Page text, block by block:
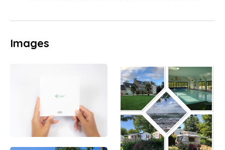
Images